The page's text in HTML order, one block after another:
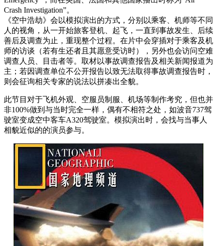
Crash Investigation”。
《空中浩劫》会以模拟演出的方式，分别以乘客、机师等不同
人的视角，从一开始旅客登机、起飞，一直到事故发生、后续
善后及调查为止，重现整个过程。在片中会穿插对于乘客及机
师的访谈（若有生还者且其愿意受访时），另外也会访问空难
调查人员、目击者等。取材以事故调查报告及相关新闻报道为
主；若因调查单位不公开报告以致无法取得事故调查报告时，
则会征询相关专家的说法以拼凑出全貌。
此节目对于飞机外观、空服员制服、机场等制作考究，但也并
非100%做到与当时完全一样，偶有不相符之处，如波音737驾
驶室变成空中客车A320驾驶室。模拟演出时，会找与当事人
相貌近似的的演员参与。